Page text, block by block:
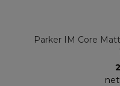
Parker IM Core